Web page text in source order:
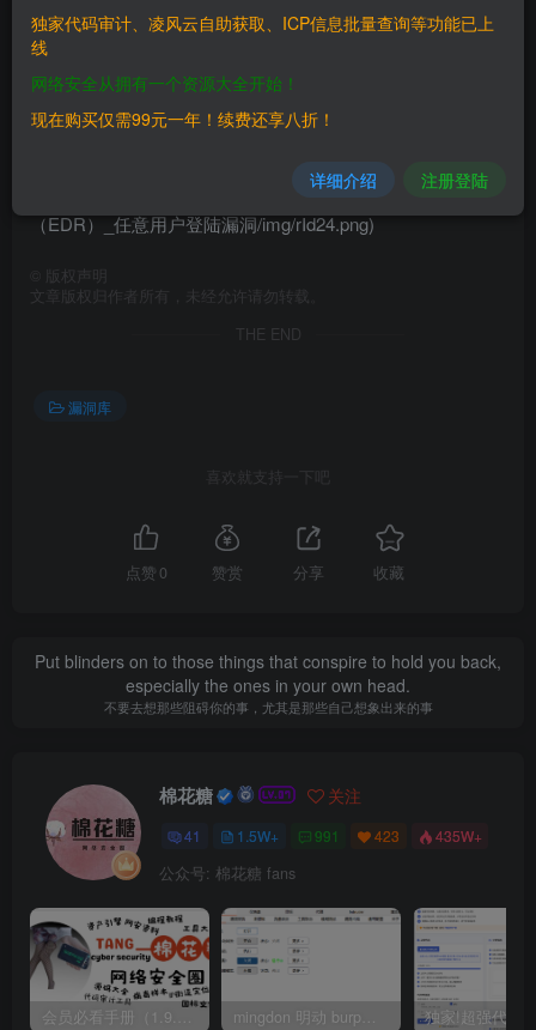
二、漏洞影响
————
EDR \<= v3.2.19 三、复现过程 ------------ payload：user
user=admin ![15.png](/static/qingy/深信服_终端检测相应平台
（EDR）_任意用户登陆漏洞/img/rId24.png)
版权声明
文章版权归作者所有，未经允许请勿转载。
THE END
漏洞库
喜欢就支持一下吧
点赞 0 赞赏 分享 收藏
Put blinders on to those things that conspire to hold you back,
especially the ones in your own head.
不要去想那些阻碍你的事，尤其是那些自己想象出来的事
棉花糖 关注
41 1.5W+ 991 423 435W+
公众号: 棉花糖 fans
会员必看手册（1.9.0版本 26.4.5更新） mingdon 明动 burp插件0.2.6版本 本地时间校验去除版
独家代码审计、凌风云自助获取、ICP信息批量查询等功能已上
线
网络安全从拥有一个资源大全开始！
现在购买仅需99元一年！续费还享八折！
详细介绍 注册登陆